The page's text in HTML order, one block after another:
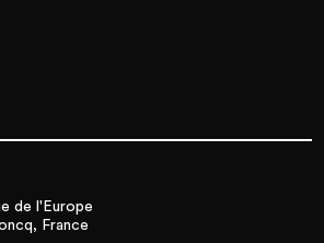
de l'Europe
France